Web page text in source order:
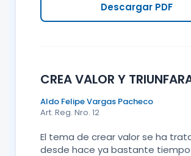
Descargar PDF
CREA VALOR Y
Aldo Felipe Vargas Pacheco
Art. Reg. Nro. 12
El tema de crear valor se ha
desde hace ya bastante tiempo